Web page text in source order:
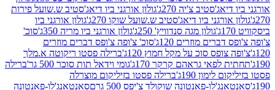
צ'יה 270ג'
גולון אורגני ביו דיאג'סטיב ש.שועל פירות
ביו דיאג'סטיב ש.שועל שוקו 270ג'
גולון אורגני ביו
גולון מגה סנדוויץ' 250ג'
גולון אורגני ביו מריה 350ג'
סוכ'
מוזרים 120ג'
סוכ' צ'ופה צ'ופס דברים מוזרים
סוכ על מקל חמוץ 120ג'
ברילה פסטו ריקוטה א.מלך
לפאי גראהם קרקר 170ג'
גומי וידאל תות סוכר 500 גר'
ברילה
לימון 190ג'
ברילה פסטו בזיליקום מוצרלה
פאנטונה שוקולד צ'יפס 500 גרם
סאנטאנג'לו-פאנטונה